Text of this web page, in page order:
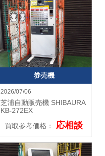
券売機
2026/07/06
芝浦自動販売機 SHIBAURA
KB-272EX
買取参考価格：
応相談